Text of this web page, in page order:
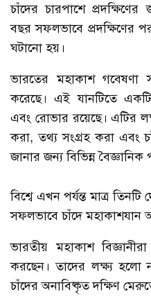
চাঁদের চারপাশে
বছর সফলভাবে প্রদক্ষিণের
ঘটানো হয়।
ভারতের মহাকাশ গবেষণা
করেছে। এই যানটিতে
এবং রোভার রয়েছে। এটির
করা, তথ্য সংগ্রহ করা এবং
জানার জন্য বিভিন্ন বৈজ্ঞানিক
বিশ্বে এখন পর্যন্ত মাত্র
সফলভাবে চাঁদে মহাকাশযান
ভারতীয় মহাকাশ
করছেন। তাদের লক্ষ্য হলো
চাঁদের অনাবিষ্কৃত দক্ষিণ